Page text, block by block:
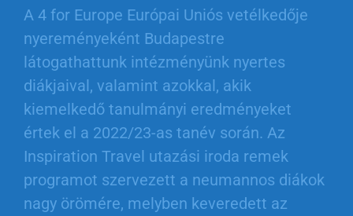
A 4 for Europe Európai Uniós vetélkedője
nyereményeként Budapestre
látogathattunk intézményünk nyertes
diákjaival, valamint azokkal, akik
kiemelkedő tanulmányi eredményeket
értek el a 2022/23-as tanév során. Az
Inspiration Travel utazási iroda remek
programot szervezett a neumannos diákok
nagy örömére, melyben keveredett az